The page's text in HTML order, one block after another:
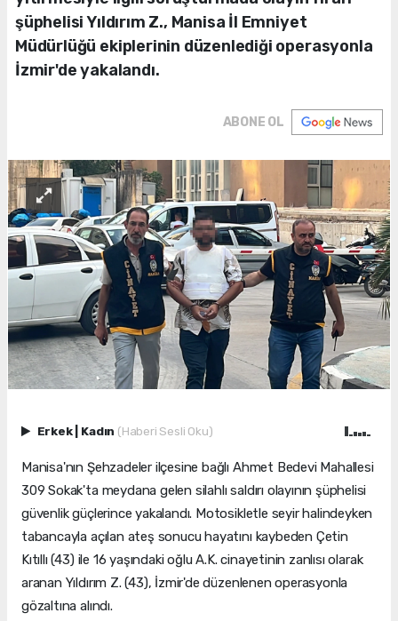
şüphelisi Yıldırım Z., Manisa İl Emniyet
Müdürlüğü ekiplerinin düzenlediği operasyonla
İzmir'de yakalandı.
ABONE OL
Erkek Kadın (Haberi Sesli Oku)
Manisa'nın Şehzadeler ilçesine bağlı Ahmet Bedevi Mahallesi
309 Sokak'ta meydana gelen silahlı saldırı olayının şüphelisi
güvenlik güçlerince yakalandı. Motosikletle seyir halindeyken
tabancayla açılan ateş sonucu hayatını kaybeden Çetin
Kıtıllı (43) ile 16 yaşındaki oğlu A.K. cinayetinin zanlısı olarak
aranan Yıldırım Z. (43), İzmir'de düzenlenen operasyonla
gözaltına alındı.